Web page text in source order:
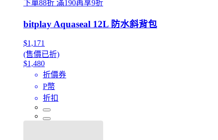
下單88折 滿190再享9折
bitplay Aquaseal 12L 防水斜背包
$1,171
(售價已折)
$1,480
折價券
P幣
折扣